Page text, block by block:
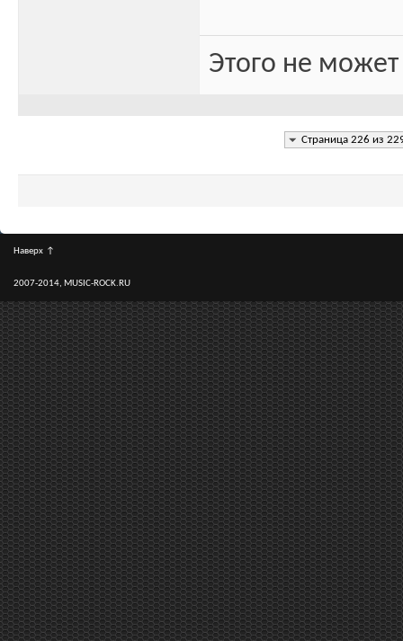
Этого не
Страница 226 из
Наверх ↑
2007-2014, MUSIC-ROCK.RU